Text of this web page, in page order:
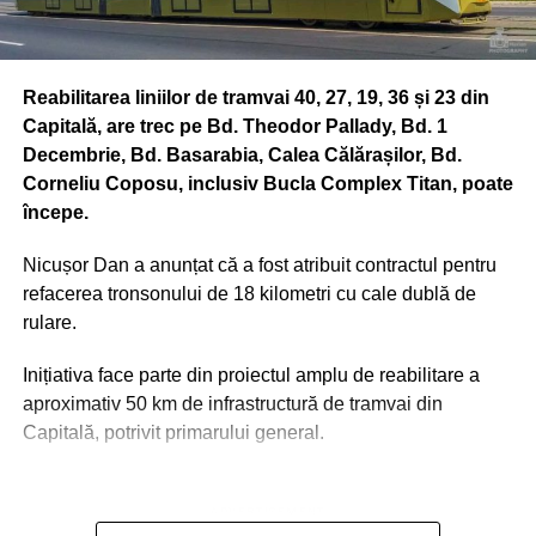
testele vor fi finalizate
se va emite un
comunicat de presa si
va exista o campanie
de informare a
calatorilor. De altfel, in
anumite statii de
metrou aceasta solutie
se afla in faza de
testare”, preciza Metrorex
pentruwall-street.rola
Reabilitarea liniilor de tramvai 40, 27, 19, 36 și 23 din
Capitală, are trec pe Bd. Theodor Pallady, Bd. 1
Decembrie, Bd. Basarabia, Calea Călărașilor, Bd.
Corneliu Coposu, inclusiv Bucla Complex Titan, poate
începe.
Nicușor Dan a anunțat că a fost atribuit contractul pentru
refacerea tronsonului de 18 kilometri cu cale dublă de
rulare.
Inițiativa face parte din proiectul amplu de reabilitare a
aproximativ 50 km de infrastructură de tramvai din
Capitală, potrivit primarului general.